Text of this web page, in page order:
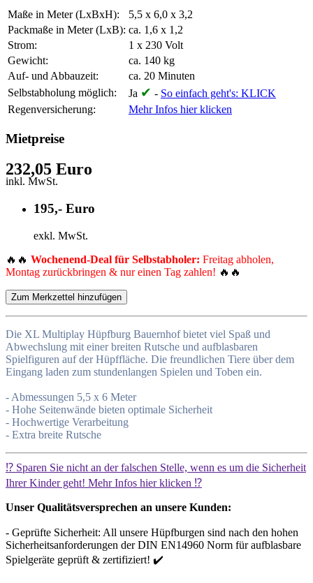
Maße in Meter (LxBxH):
5,5 x 6,0 x 3,2
Packmaße in Meter (LxB): ca. 1,6 x 1,2
Strom:
1 x 230 Volt
Gewicht:
ca. 140 kg
Auf- und Abbauzeit:
ca. 20 Minuten
Selbstabholung möglich:
Ja ✔ - So einfach geht's: KLICK
Regenversicherung:
Mehr Infos hier klicken
Mietpreise
232,05 Euro
inkl. MwSt.
195,- Euro
exkl. MwSt.
🔥🔥 Wochenend-Deal für Selbstabholer: Freitag abholen,
Montag zurückbringen & nur einen Tag zahlen! 🔥🔥
Zum Merkzettel hinzufügen
Die XL Multiplay Hüpfburg Bauernhof bietet viel Spaß und
Abwechslung mit einer breiten Rutsche und aufblasbaren
Spielfiguren auf der Hüpffläche. Die freundlichen Tiere über dem
Eingang laden zum stundenlangen Spielen und Toben ein.
- Abmessungen 5,5 x 6 Meter
- Hohe Seitenwände bieten optimale Sicherheit
- Hochwertige Verarbeitung
- Extra breite Rutsche
⁉️ Sparen Sie nicht an der falschen Stelle, wenn es um die Sicherheit
Ihrer Kinder geht! Mehr Infos hier klicken ⁉️
Unser Qualitätsversprechen an unsere Kunden:
- Geprüfte Sicherheit: All unsere Hüpfburgen sind nach den hohen
Sicherheitsanforderungen der DIN EN14960 Norm für aufblasbare
Spielgeräte geprüft & zertifiziert! ✔️